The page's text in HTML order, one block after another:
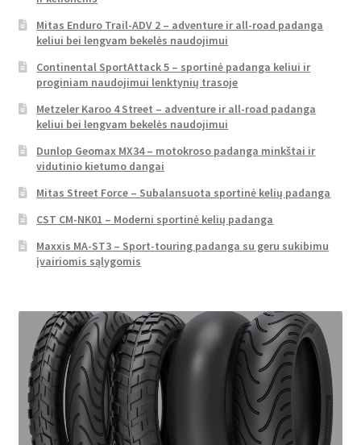
Mitas Enduro Trail-ADV 2 – adventure ir all-road padanga
keliui bei lengvam bekelės naudojimui
Continental SportAttack 5 – sportinė padanga keliui ir
proginiam naudojimui lenktynių trasoje
Metzeler Karoo 4 Street – adventure ir all-road padanga
keliui bei lengvam bekelės naudojimui
Dunlop Geomax MX34 – motokroso padanga minkštai ir
vidutinio kietumo dangai
Mitas Street Force – Subalansuota sportinė kelių padanga
CST CM-NK01 – Moderni sportinė kelių padanga
Maxxis MA-ST3 – Sport-touring padanga su geru sukibimu
įvairiomis sąlygomis